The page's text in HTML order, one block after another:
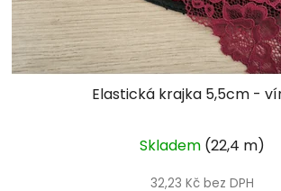
Elastická krajka 5,5cm -
Skladem (22,4 m)
32,23 Kč bez DPH